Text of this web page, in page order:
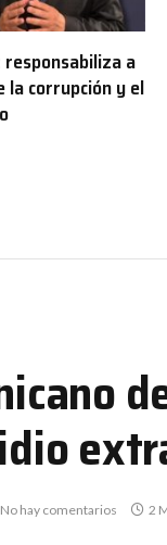
responsabiliza a
la corrupción y el
No hay comentarios 2